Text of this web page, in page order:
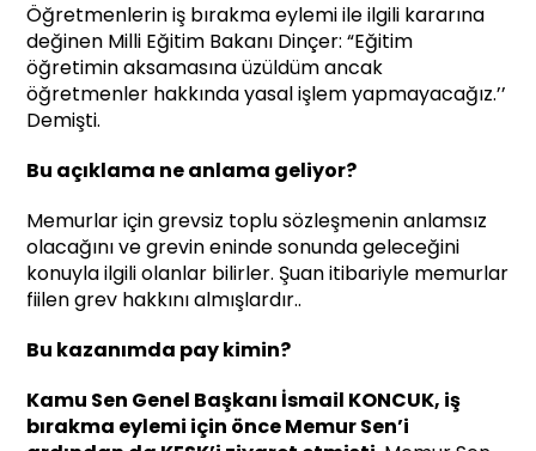
Öğretmenlerin iş bırakma eylemi ile ilgili kararına
değinen Milli Eğitim Bakanı Dinçer: “Eğitim
öğretimin aksamasına üzüldüm ancak
öğretmenler hakkında yasal işlem yapmayacağız.’’
Demişti.
Bu açıklama ne anlama geliyor?
Memurlar için grevsiz toplu sözleşmenin anlamsız
olacağını ve grevin eninde sonunda geleceğini
konuyla ilgili olanlar bilirler. Şuan itibariyle memurlar
fiilen grev hakkını almışlardır..
Bu kazanımda pay kimin?
Kamu Sen Genel Başkanı İsmail KONCUK, iş
bırakma eylemi için önce Memur Sen’i